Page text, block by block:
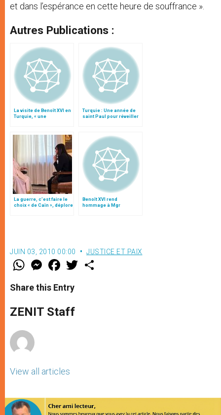
et dans l’espérance en cette heure de souffrance ».
Autres Publications :
La visite de Benoît XVI en
Turquie, « une
l’islam
Turquie : Une année de
saint Paul pour réveiller
La guerre, c’est faire le
choix « de Caïn », déplore
Benoît XVI rend
hommage à Mgr
JUIN 03, 2010 00:00 JUSTICE ET PAIX
W
t
s
p
p
M
e
s
e
g
e
F
a
e
b
o
k
w
Share this Entry
ZENIT Staff
View all articles